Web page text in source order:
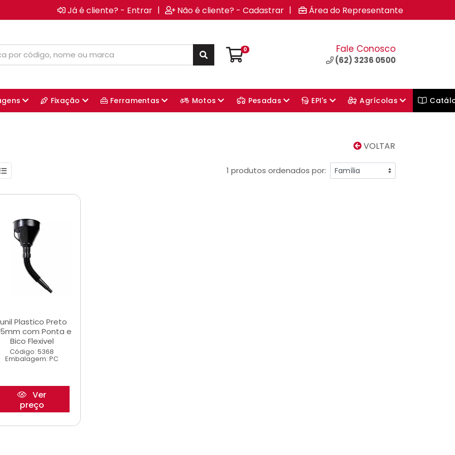
Já é cliente? - Entrar | Não é cliente? - Cadastrar | Área do Representante
0 Fale Conosco
(62) 3236 0500
Fixação Ferramentas Motos Pesadas EPI's Agrícolas
VOLTAR
1 produtos ordenados por:
Plastico Preto
com Ponta e
Bico Flexivel
Código: 5368
Embalagem: PC
Ver
preço